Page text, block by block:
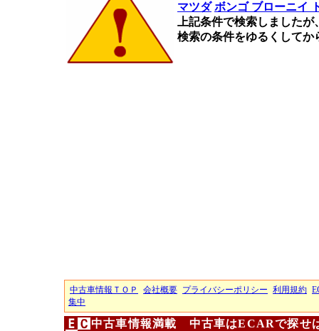
マツダ ボンゴ ブローニイ
上記条件で検索しました
検索の条件をゆるくして
中古車情報ＴＯＰ 会社概要 プライバシーポリシー 利用規約
集中
中古車情報満載 中古車はECARで探せ